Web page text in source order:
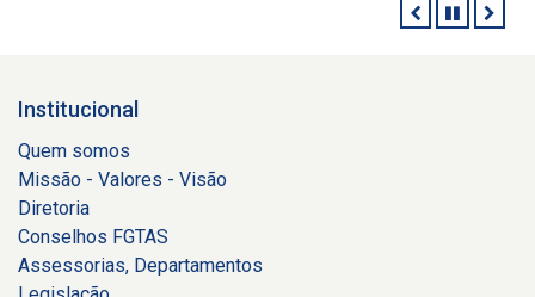
ANTERIOR
PAUSAR
Institucional
Quem somos
Missão - Valores - Visão
Diretoria
Conselhos FGTAS
Assessorias, Departamentos